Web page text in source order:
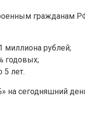
гражданам
миллиона рублей;
годовых;
5 лет.
на сегодняшний